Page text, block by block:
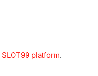
SLOT99 platform.